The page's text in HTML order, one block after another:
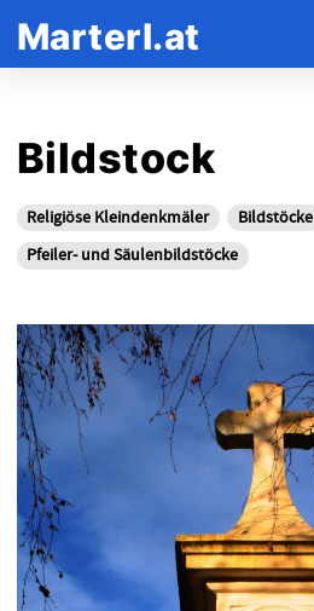
Marterl.at
Bildstock
Religiöse Kleindenkmäler
Bildstöcke
Pfeiler- und Säulenbildstöcke